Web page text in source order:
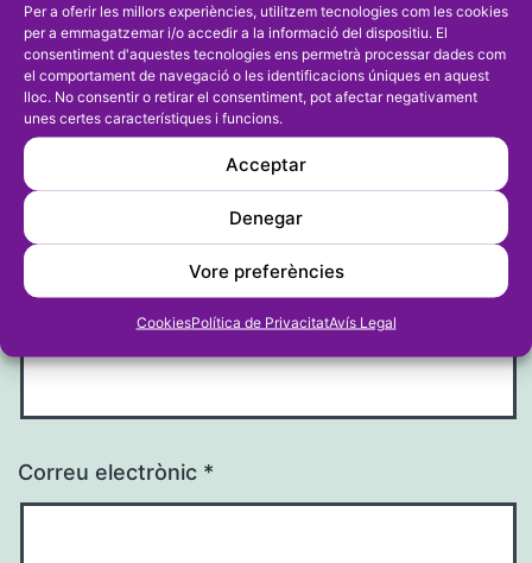
Per a oferir les millors experiències, utilitzem tecnologies com les cookies
per a emmagatzemar i/o accedir a la informació del dispositiu. El
consentiment d'aquestes tecnologies ens permetrà processar dades com
el comportament de navegació o les identificacions úniques en aquest
lloc. No consentir o retirar el consentiment, pot afectar negativament
unes certes característiques i funcions.
Acceptar
Denegar
Vore preferències
CookiesPolítica de PrivacitatAvís Legal
Comentari*
Correu electrònic *